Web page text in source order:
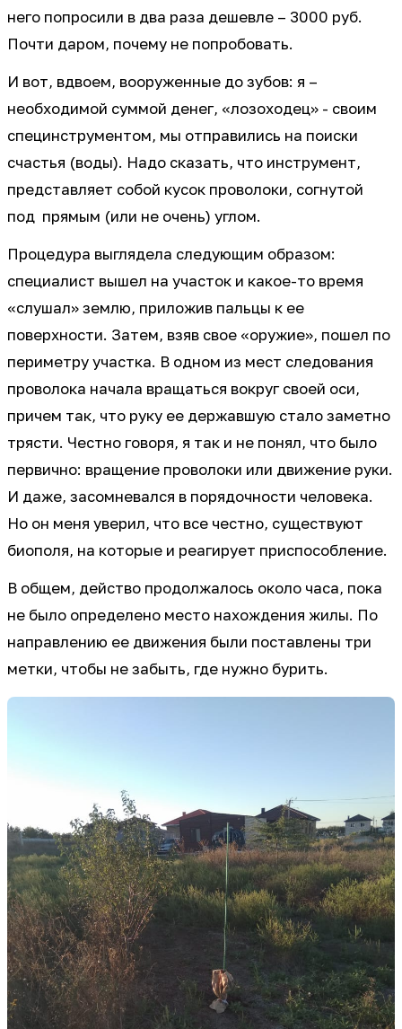
него попросили в два раза дешевле – 3000 руб.
Почти даром, почему не попробовать.
И вот, вдвоем, вооруженные до зубов: я –
необходимой суммой денег, «лозоходец» - своим
специнструментом, мы отправились на поиски
счастья (воды). Надо сказать, что инструмент,
представляет собой кусок проволоки, согнутой
под прямым (или не очень) углом.
Процедура выглядела следующим образом:
специалист вышел на участок и какое-то время
«слушал» землю, приложив пальцы к ее
поверхности. Затем, взяв свое «оружие», пошел по
периметру участка. В одном из мест следования
проволока начала вращаться вокруг своей оси,
причем так, что руку ее державшую стало заметно
трясти. Честно говоря, я так и не понял, что было
первично: вращение проволоки или движение руки.
И даже, засомневался в порядочности человека.
Но он меня уверил, что все честно, существуют
биополя, на которые и реагирует приспособление.
В общем, действо продолжалось около часа, пока
не было определено место нахождения жилы. По
направлению ее движения были поставлены три
метки, чтобы не забыть, где нужно бурить.